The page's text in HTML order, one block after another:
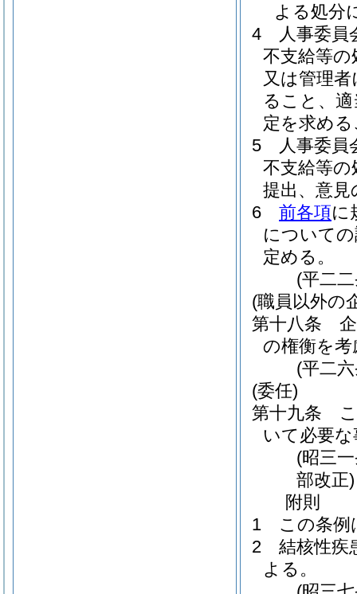
よる処分
4
人事委
不支給等
又は管理
ること、
定を求め
5
人事委
不支給等
提出、意
6
前各項に
について
定める。
(平二
(職員以外の
第十八条
の権衡を
(平二
(委任)
第十九条
いて必要
(昭三
部改正)
附則
1
この条例
2
結核性疾
よる。